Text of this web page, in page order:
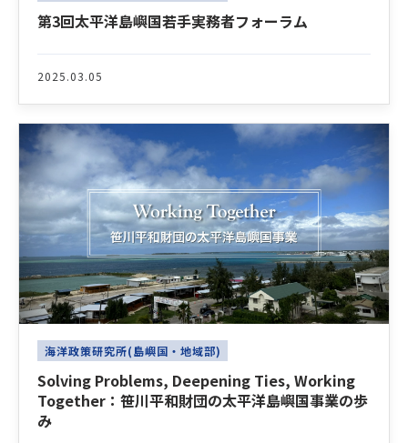
第3回太平洋島嶼国若手実務者フォーラム
2025.03.05
海洋政策研究所(島嶼国・地域部)
Solving Problems, Deepening Ties, Working
Together：笹川平和財団の太平洋島嶼国事業の歩
み